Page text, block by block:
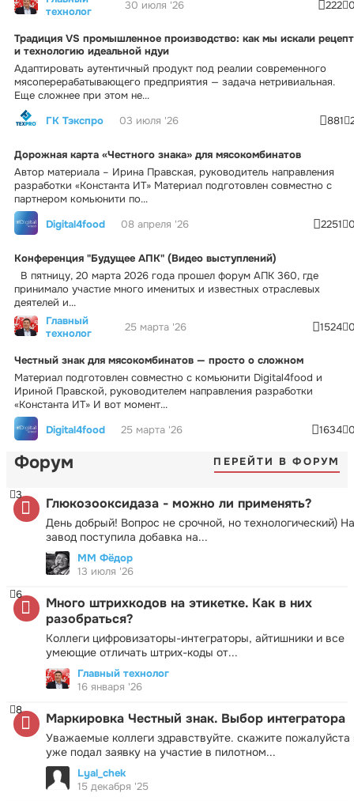
технолог
30 июля '26 222
Традиция VS промышленное производство: как мы искали рецепт
и технологию идеальной ндуи
Адаптировать аутентичный продукт под реалии современного
мясоперерабатывающего предприятия — задача нетривиальная.
Еще сложнее при этом не...
ГК Тэкспро
03 июля '26 881
Дорожная карта «Честного знака» для мясокомбинатов
Автор материала – Ирина Правская, руководитель направления
разработки «Константа ИТ» Материал подготовлен совместно с
партнером комьюнити по...
Digital4food
08 апреля '26 2251
Конференция "Будущее АПК" (Видео выступлений)
В пятницу, 20 марта 2026 года прошел форум АПК 360, где
принимало участие много именитых и известных отраслевых
деятелей и...
Главный
технолог
25 марта '26 1524
Честный знак для мясокомбинатов — просто о сложном
Материал подготовлен совместно с комьюнити Digital4food и
Ириной Правской, руководителем направления разработки
«Константа ИТ» И вот момент...
Digital4food
25 марта '26 1634
Форум ПЕРЕЙТИ В ФОРУМ
Глюкозооксидаза - можно ли применять?
День добрый! Вопрос не срочной, но технологический) На
завод поступила добавка на...
3
ММ Фёдор
13 июля '26
Много штрихкодов на этикетке. Как в них
разобраться?
Коллеги цифровизаторы-интеграторы, айтишники и все
умеющие отличать штрих-коды от...
6
Главный технолог
16 января '26
Маркировка Честный знак. Выбор интегратора
Уважаемые коллеги здравствуйте. скажите пожалуйста
уже подал заявку на участие в пилотном...
8
Lyal_chek
15 декабря '25